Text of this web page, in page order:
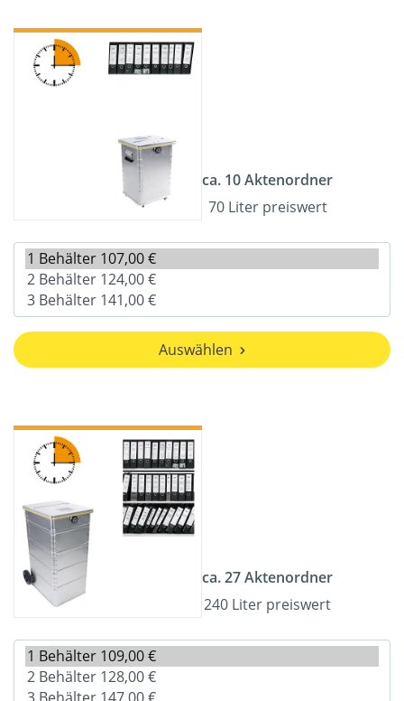
ca. 10 Aktenordner
70 Liter preiswert
Auswählen
ca. 27 Aktenordner
240 Liter preiswert